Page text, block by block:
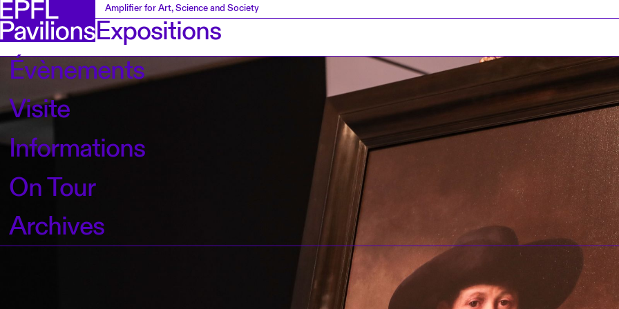
Amplifier for Art, Science and Society
Expositions
Évènements
Visite
Informations
On Tour
Archives